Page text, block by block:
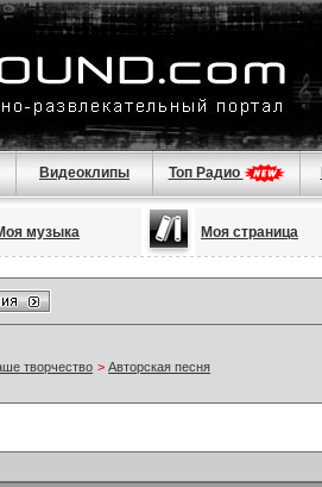
Видеоклипы Топ Радио
музыка Моя страница
творчество > Авторская песня